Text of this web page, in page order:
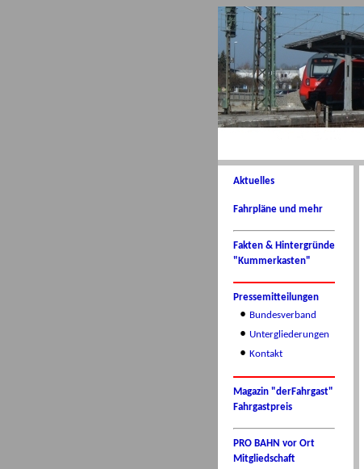
Aktuelles
Fahrpläne und mehr
Fakten & Hintergründe
"Kummerkasten"
Pressemitteilungen
• Bundesverband
• Untergliederungen
• Kontakt
Magazin "derFahrgast"
Fahrgastpreis
PRO BAHN vor Ort
Mitgliedschaft